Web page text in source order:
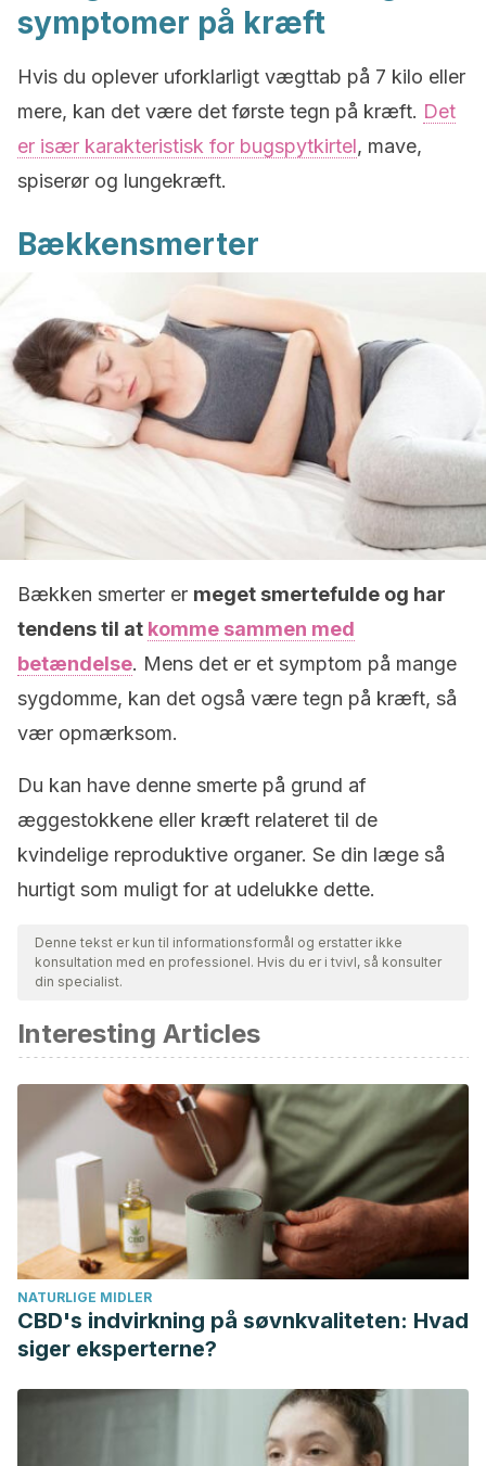
symptomer på kræft
Hvis du oplever uforklarligt vægttab på 7 kilo eller
mere, kan det være det første tegn på kræft. Det
er især karakteristisk for bugspytkirtel, mave,
spiserør og lungekræft.
Bækkensmerter
Bækken smerter er meget smertefulde og har
tendens til at komme sammen med
betændelse. Mens det er et symptom på mange
sygdomme, kan det også være tegn på kræft, så
vær opmærksom.
Du kan have denne smerte på grund af
æggestokkene eller kræft relateret til de
kvindelige reproduktive organer. Se din læge så
hurtigt som muligt for at udelukke dette.
Denne tekst er kun til informationsformål og erstatter ikke
konsultation med en professionel. Hvis du er i tvivl, så konsulter
din specialist.
Interesting Articles
NATURLIGE MIDLER
CBD's indvirkning på søvnkvaliteten: Hvad
siger eksperterne?